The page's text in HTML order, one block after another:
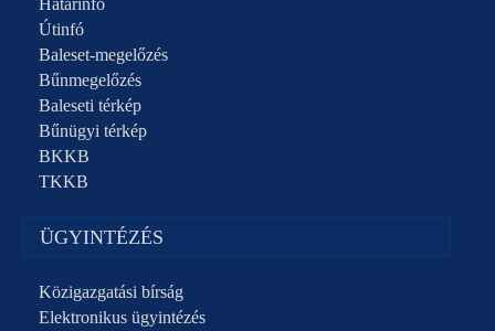
Határinfó
Útinfó
Baleset-megelőzés
Bűnmegelőzés
Baleseti térkép
Bűnügyi térkép
BKKB
TKKB
ÜGYINTÉZÉS
Közigazgatási bírság
Elektronikus ügyintézés